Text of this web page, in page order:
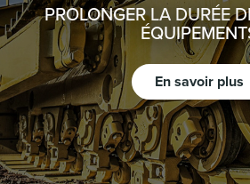
PROLONGER LA DURÉE
En savoir plus